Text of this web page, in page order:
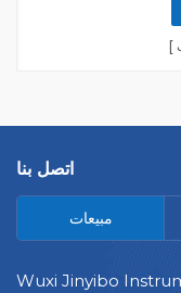
اتصل بنا
مبيعات
Wuxi Jinyibo